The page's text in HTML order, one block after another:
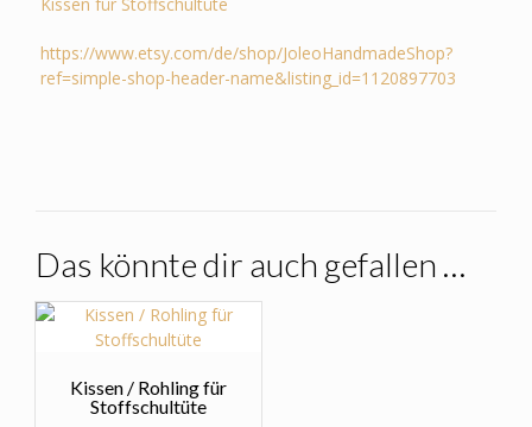
https://www.etsy.com/de/shop/JoleoHandmadeShop?
ref=simple-shop-header-name&listing_id=1120897703
Das könnte dir auch gefallen …
Kissen / Rohling für
Stoffschultüte